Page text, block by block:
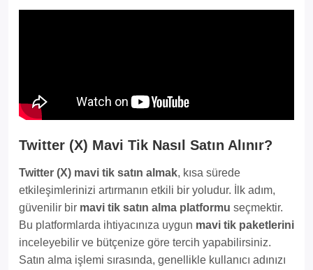
Twitter (X) Mavi Tik Nasıl Satın Alınır?
Twitter (X) mavi tik satın almak, kısa sürede
etkileşimlerinizi artırmanın etkili bir yoludur. İlk adım,
güvenilir bir mavi tik satın alma platformu seçmektir.
Bu platformlarda ihtiyacınıza uygun mavi tik paketlerini
inceleyebilir ve bütçenize göre tercih yapabilirsiniz.
Satın alma işlemi sırasında, genellikle kullanıcı adınızı